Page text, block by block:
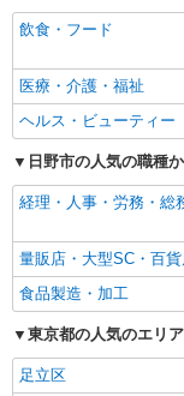
飲食・フード
医療・介護・福祉
ヘルス・ビューティー
日野市の人気の職種
経理・人事・労務・総
量販店・大型SC・百
食品製造・加工
東京都の人気のエリ
足立区